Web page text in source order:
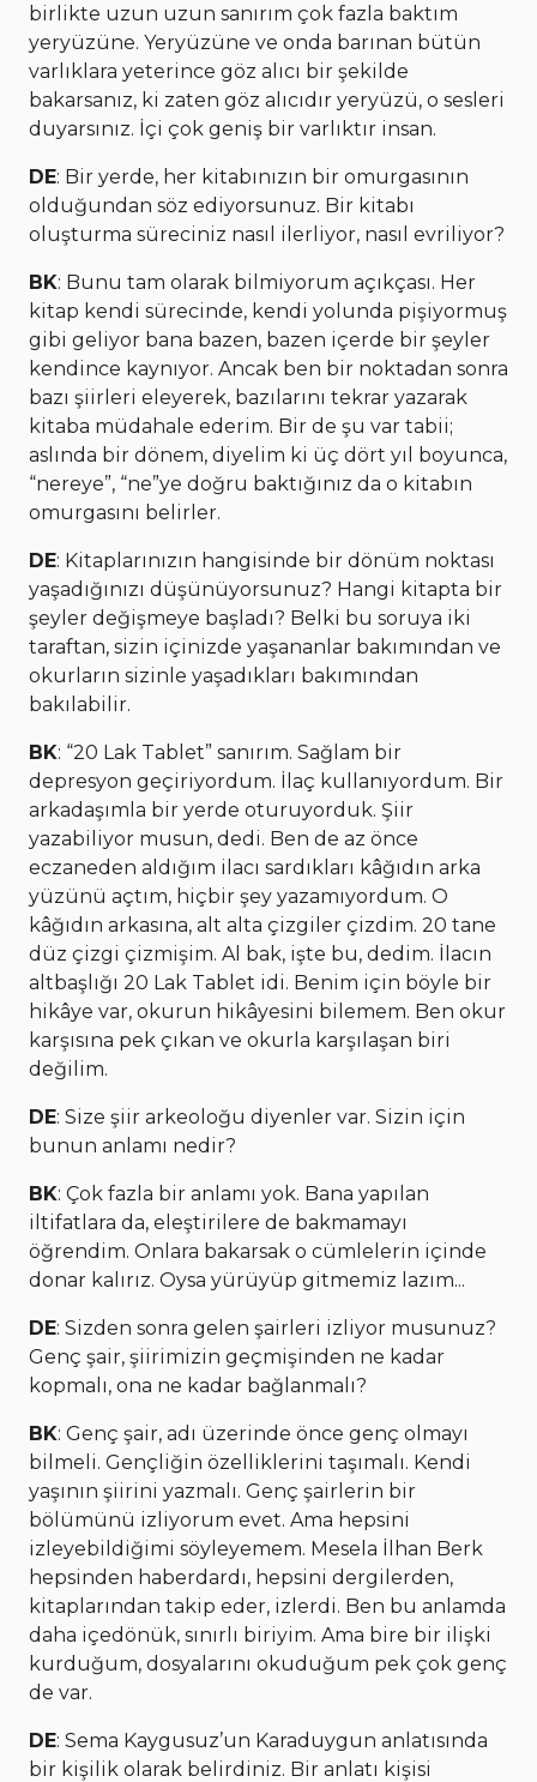
birlikte uzun uzun sanırım çok fazla baktım
yeryüzüne. Yeryüzüne ve onda barınan bütün
varlıklara yeterince göz alıcı bir şekilde
bakarsanız, ki zaten göz alıcıdır yeryüzü, o sesleri
duyarsınız. İçi çok geniş bir varlıktır insan.
DE: Bir yerde, her kitabınızın bir omurgasının
olduğundan söz ediyorsunuz. Bir kitabı
oluşturma süreciniz nasıl ilerliyor, nasıl evriliyor?
BK: Bunu tam olarak bilmiyorum açıkçası. Her
kitap kendi sürecinde, kendi yolunda pişiyormuş
gibi geliyor bana bazen, bazen içerde bir şeyler
kendince kaynıyor. Ancak ben bir noktadan sonra
bazı şiirleri eleyerek, bazılarını tekrar yazarak
kitaba müdahale ederim. Bir de şu var tabii;
aslında bir dönem, diyelim ki üç dört yıl boyunca,
“nereye”, “ne”ye doğru baktığınız da o kitabın
omurgasını belirler.
DE: Kitaplarınızın hangisinde bir dönüm noktası
yaşadığınızı düşünüyorsunuz? Hangi kitapta bir
şeyler değişmeye başladı? Belki bu soruya iki
taraftan, sizin içinizde yaşananlar bakımından ve
okurların sizinle yaşadıkları bakımından
bakılabilir.
BK: “20 Lak Tablet” sanırım. Sağlam bir
depresyon geçiriyordum. İlaç kullanıyordum. Bir
arkadaşımla bir yerde oturuyorduk. Şiir
yazabiliyor musun, dedi. Ben de az önce
eczaneden aldığım ilacı sardıkları kâğıdın arka
yüzünü açtım, hiçbir şey yazamıyordum. O
kâğıdın arkasına, alt alta çizgiler çizdim. 20 tane
düz çizgi çizmişim. Al bak, işte bu, dedim. İlacın
altbaşlığı 20 Lak Tablet idi. Benim için böyle bir
hikâye var, okurun hikâyesini bilemem. Ben okur
karşısına pek çıkan ve okurla karşılaşan biri
değilim.
DE: Size şiir arkeoloğu diyenler var. Sizin için
bunun anlamı nedir?
BK: Çok fazla bir anlamı yok. Bana yapılan
iltifatlara da, eleştirilere de bakmamayı
öğrendim. Onlara bakarsak o cümlelerin içinde
donar kalırız. Oysa yürüyüp gitmemiz lazım...
DE: Sizden sonra gelen şairleri izliyor musunuz?
Genç şair, şiirimizin geçmişinden ne kadar
kopmalı, ona ne kadar bağlanmalı?
BK: Genç şair, adı üzerinde önce genç olmayı
bilmeli. Gençliğin özelliklerini taşımalı. Kendi
yaşının şiirini yazmalı. Genç şairlerin bir
bölümünü izliyorum evet. Ama hepsini
izleyebildiğimi söyleyemem. Mesela İlhan Berk
hepsinden haberdardı, hepsini dergilerden,
kitaplarından takip eder, izlerdi. Ben bu anlamda
daha içedönük, sınırlı biriyim. Ama bire bir ilişki
kurduğum, dosyalarını okuduğum pek çok genç
de var.
DE: Sema Kaygusuz’un Karaduygun anlatısında
bir kişilik olarak belirdiniz. Bir anlatı kişisi